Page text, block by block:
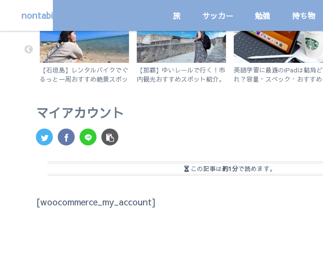
nontabi 旅 サッカー 勉強 持ち物
旅
【石垣島】レンタルバイクでぐ
るっと一周おすすめ絶景スポッ
【那覇】ゆいレールで行く！市
内観光おすすめスポット紹介。
英語学習に最適のiPadは結局ど
れ？容量・スペック・おすすめ
マイアカウント
この記事は約1分で読めます。
[woocommerce_my_account]